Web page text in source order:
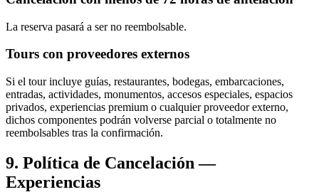
La reserva pasará a ser no reembolsable.
Tours con proveedores externos
Si el tour incluye guías, restaurantes, bodegas, embarcaciones,
entradas, actividades, monumentos, accesos especiales, espacios
privados, experiencias premium o cualquier proveedor externo,
dichos componentes podrán volverse parcial o totalmente no
reembolsables tras la confirmación.
9. Política de Cancelación —
Experiencias